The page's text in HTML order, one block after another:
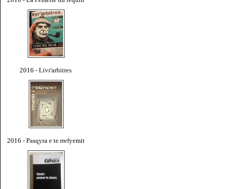
2016 - Livr'arbitres
2016 - Pasqyra e te rrefyemit